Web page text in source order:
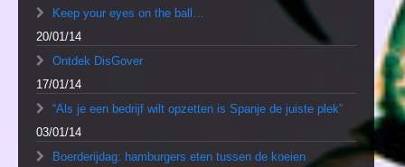
Keep your eyes on the ball…
20/01/14
Ontdek DisGover
17/01/14
“Als je een bedrijf wilt opzetten is Spanje de juiste plek”
03/01/14
Boerderijdag: hamburgers eten tussen de koeien